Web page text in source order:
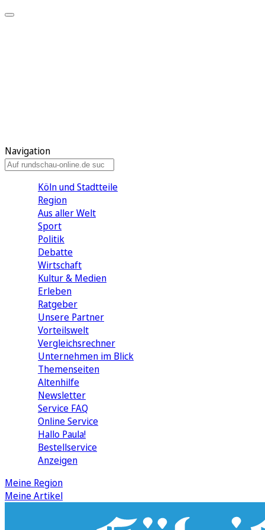
Navigation
Köln und Stadtteile
Region
Aus aller Welt
Sport
Politik
Debatte
Wirtschaft
Kultur & Medien
Erleben
Ratgeber
Unsere Partner
Vorteilswelt
Vergleichsrechner
Unternehmen im Blick
Themenseiten
Altenhilfe
Newsletter
Service FAQ
Online Service
Hallo Paula!
Bestellservice
Anzeigen
Meine Region
Meine Artikel